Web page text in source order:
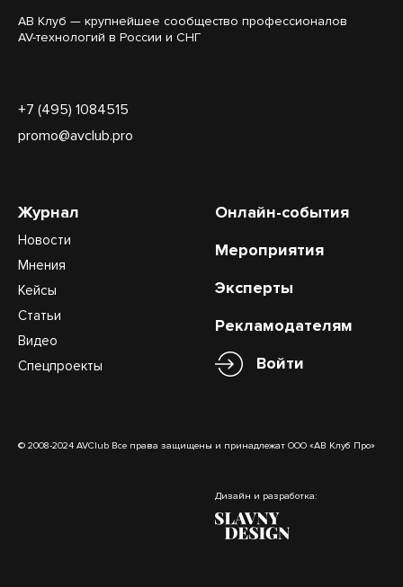
АВ Клуб — крупнейшее сообщество профессионалов
AV-технологий в России и СНГ
+7 (495) 1084515
promo@avclub.pro
Журнал
Новости
Мнения
Кейсы
Статьи
Видео
Спецпроекты
Онлайн-события
Мероприятия
Эксперты
Рекламодателям
Войти
© 2008-2024 AVClub Все права защищены и принадлежат ООО «АВ Клуб Про»
Дизайн и разработка: